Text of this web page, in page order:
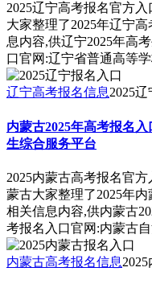
2025辽宁高考报名官方
大家整理了2025年辽宁
息内容,供辽宁2025年高
口官网:辽宁省普通高等
辽宁高考报名信息2025
内蒙古2025年高考报名
生综合服务平台
2025内蒙古高考报名官
蒙古大家整理了2025年
相关信息内容,供内蒙古
考报名入口官网:内蒙古
内蒙古高考报名信息